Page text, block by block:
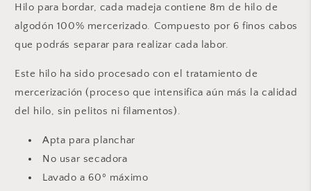
Hilo para bordar, cada madeja contiene 8m de hilo de
algodón 100% mercerizado. Compuesto por 6 finos cabos
que podrás separar para realizar cada labor.
Este hilo ha sido procesado con el tratamiento de
mercerización (proceso que intensifica aún más la calidad
del hilo, sin pelitos ni filamentos).
Apta para planchar
No usar secadora
Lavado a 60º máximo